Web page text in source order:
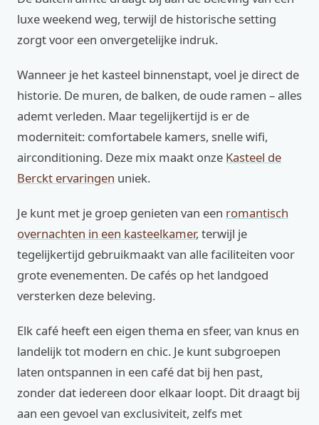
luxe weekend weg, terwijl de historische setting
zorgt voor een onvergetelijke indruk.
Wanneer je het kasteel binnenstapt, voel je direct de
historie. De muren, de balken, de oude ramen – alles
ademt verleden. Maar tegelijkertijd is er de
moderniteit: comfortabele kamers, snelle wifi,
airconditioning. Deze mix maakt onze Kasteel de
Berckt ervaringen uniek.
Je kunt met je groep genieten van een romantisch
overnachten in een kasteelkamer, terwijl je
tegelijkertijd gebruikmaakt van alle faciliteiten voor
grote evenementen. De cafés op het landgoed
versterken deze beleving.
Elk café heeft een eigen thema en sfeer, van knus en
landelijk tot modern en chic. Je kunt subgroepen
laten ontspannen in een café dat bij hen past,
zonder dat iedereen door elkaar loopt. Dit draagt bij
aan een gevoel van exclusiviteit, zelfs met